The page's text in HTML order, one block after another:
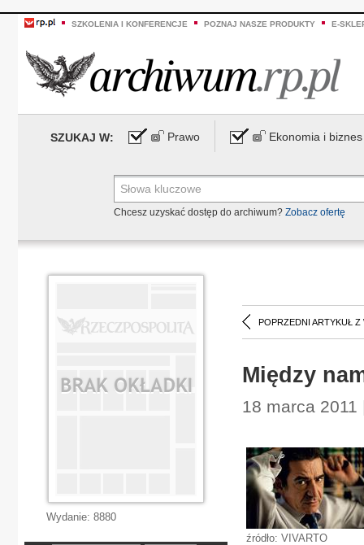
SZKOLENIA I KONFERENCJE POZNAJ NASZE PRODUKTY E-
SZUKAJ W: Prawo Ekonomia i biznes
Chcesz uzyskać dostęp do archiwum? Zobacz ofertę
POPRZEDNI ARTYKUŁ Z
Między
18 marca
źródło: VIVARTO
Wydanie: 8880